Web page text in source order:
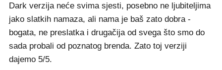
Dark verzija neće svima sjesti, posebno ne ljubiteljima
jako slatkih namaza, ali nama je baš zato dobra -
bogata, ne preslatka i drugačija od svega što smo do
sada probali od poznatog brenda. Zato toj verziji
dajemo 5/5.